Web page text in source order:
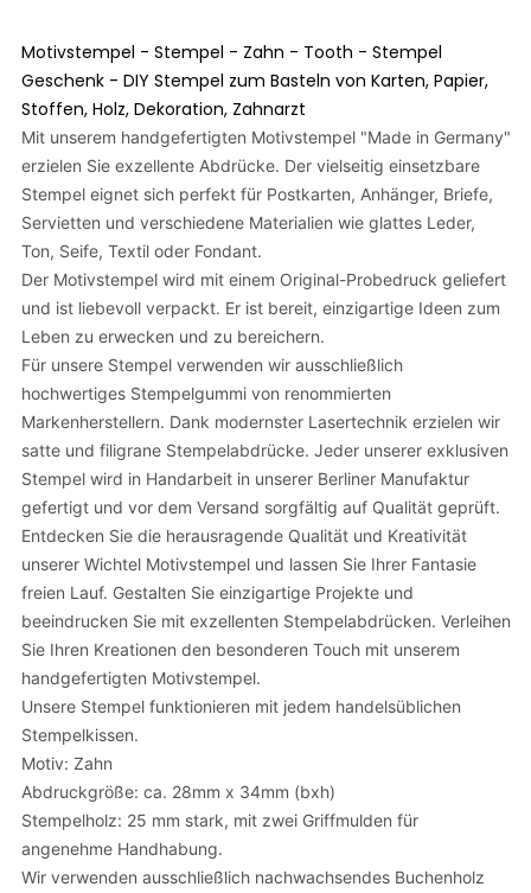
Motivstempel - Stempel - Zahn - Tooth - Stempel
Geschenk - DIY Stempel zum Basteln von Karten, Papier,
Stoffen, Holz, Dekoration, Zahnarzt
Mit unserem handgefertigten Motivstempel "Made in Germany"
erzielen Sie exzellente Abdrücke. Der vielseitig einsetzbare
Stempel eignet sich perfekt für Postkarten, Anhänger, Briefe,
Servietten und verschiedene Materialien wie glattes Leder,
Ton, Seife, Textil oder Fondant.
Der Motivstempel wird mit einem Original-Probedruck geliefert
und ist liebevoll verpackt. Er ist bereit, einzigartige Ideen zum
Leben zu erwecken und zu bereichern.
Für unsere Stempel verwenden wir ausschließlich
hochwertiges Stempelgummi von renommierten
Markenherstellern. Dank modernster Lasertechnik erzielen wir
satte und filigrane Stempelabdrücke. Jeder unserer exklusiven
Stempel wird in Handarbeit in unserer Berliner Manufaktur
gefertigt und vor dem Versand sorgfältig auf Qualität geprüft.
Entdecken Sie die herausragende Qualität und Kreativität
unserer Wichtel Motivstempel und lassen Sie Ihrer Fantasie
freien Lauf. Gestalten Sie einzigartige Projekte und
beeindrucken Sie mit exzellenten Stempelabdrücken. Verleihen
Sie Ihren Kreationen den besonderen Touch mit unserem
handgefertigten Motivstempel.
Unsere Stempel funktionieren mit jedem handelsüblichen
Stempelkissen.
Motiv: Zahn
Abdruckgröße: ca. 28mm x 34mm (bxh)
Stempelholz: 25 mm stark, mit zwei Griffmulden für
angenehme Handhabung.
Wir verwenden ausschließlich nachwachsendes Buchenholz